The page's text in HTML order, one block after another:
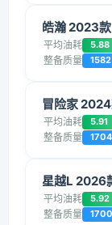
皓瀚 2023
平均油耗 5.88
整备质量 1582
冒险家
平均油耗 5.91
整备质量 1704
星越L 2026
平均油耗 5.92
整备质量 1700